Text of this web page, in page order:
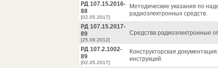
РД 107.15.2016-
88
[02.05.2017]
Методические указания по
радиоэлектронных средств.
РД 107.15.2017-
89
[25.08.2012]
Средства радиоэлектронные
РД 107.2.1002-
89
[02.05.2017]
Конструкторская
инструкций.